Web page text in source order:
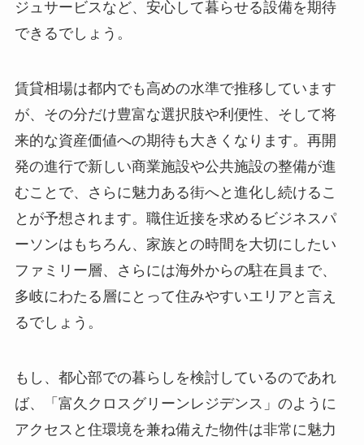
ジュサービスなど、安心して暮らせる設備を期待
できるでしょう。
賃貸相場は都内でも高めの水準で推移しています
が、その分だけ豊富な選択肢や利便性、そして将
来的な資産価値への期待も大きくなります。再開
発の進行で新しい商業施設や公共施設の整備が進
むことで、さらに魅力ある街へと進化し続けるこ
とが予想されます。職住近接を求めるビジネスパ
ーソンはもちろん、家族との時間を大切にしたい
ファミリー層、さらには海外からの駐在員まで、
多岐にわたる層にとって住みやすいエリアと言え
るでしょう。
もし、都心部での暮らしを検討しているのであれ
ば、「富久クロスグリーンレジデンス」のように
アクセスと住環境を兼ね備えた物件は非常に魅力